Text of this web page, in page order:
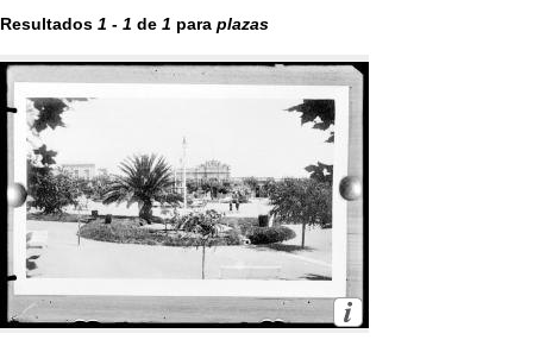
Resultados 1 - 1 de 1 para plazas